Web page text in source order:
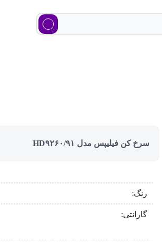
سرخ کن فیلیپس مدل HD۹۲۶۰/۹۱
رنگ:
گارانتی: